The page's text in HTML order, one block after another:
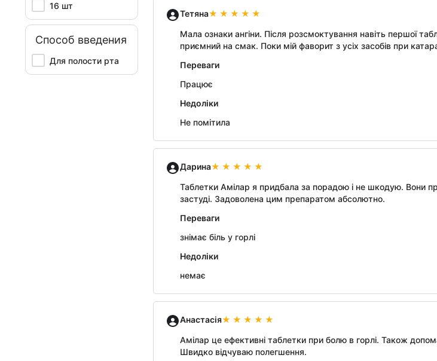
16 шт
Способ введения
Для полости рта
Тетяна
Мала ознаки ангіни. Після розсмоктування навіть першої
приємний на смак. Поки мій фаворит з усіх засобів при
Переваги
Працює
Недоліки
Не помітила
Дарина
Таблетки Амілар я придбала за порадою і не шкодую. Вони
застуді. Задоволена цим препаратом абсолютно.
Переваги
знімає біль у горлі
Недоліки
немає
Анастасія
Амілар це ефективні таблетки при болю в горлі. Також
Швидко відчуваю полегшення.